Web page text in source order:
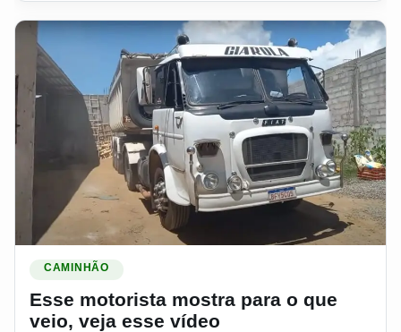
CAMINHÃO
Esse motorista mostra para o que
veio, veja esse vídeo